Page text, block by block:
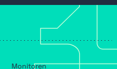
Monitoren